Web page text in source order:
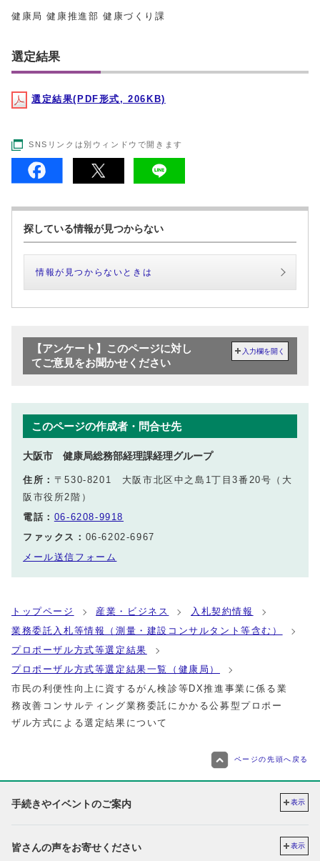
健康局 健康推進部 健康づくり課
選定結果
選定結果(PDF形式, 206KB)
SNSリンクは別ウィンドウで開きます
探している情報が見つからない
情報が見つからないときは
【アンケート】このページに対し
てご意見をお聞かせください
入力欄を開く
このページの作成者・問合せ先
大阪市 健康局総務部経理課経理グループ
住所： 〒530-8201 大阪市北区中之島1丁目3番20号（大
阪市役所2階）
電話： 06-6208-9918
ファックス： 06-6202-6967
メール送信フォーム
トップページ 産業・ビジネス
入札契約情報
業務委託入札等情報（測量・建設コンサルタント等含む）
プロポーザル方式等選定結果
プロポーザル方式等選定結果一覧（健康局）
市民の利便性向上に資するがん検診等DX推進事業に係る業
務改善コンサルティング業務委託にかかる公募型プロポー
ザル方式による選定結果について
ページの先頭へ戻る
手続きやイベントのご案内 表示
皆さんの声をお寄せください 表示